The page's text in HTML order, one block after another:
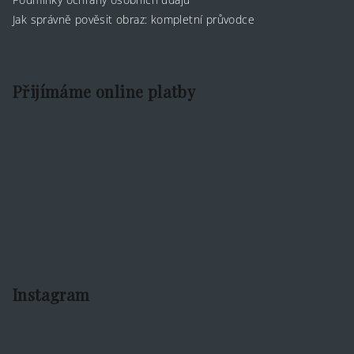
Jak správně pověsit obraz: kompletní průvodce
Přijímáme online platby
Instagram